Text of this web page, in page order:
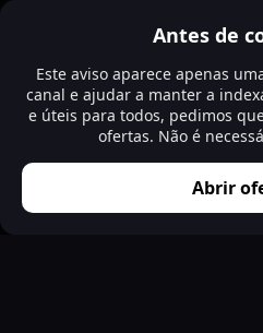
Antes de
Este aviso aparece apenas
canal e ajudar a manter a
e úteis para todos, pedimos
ofertas. Não é
Abrir